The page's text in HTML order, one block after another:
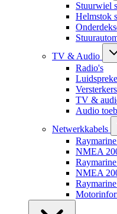
Stuurwiel
Helmstok
TV & Audio
Radio's
Versterkers
TV &
Audio
Netwerkkabels
NMEA
NMEA